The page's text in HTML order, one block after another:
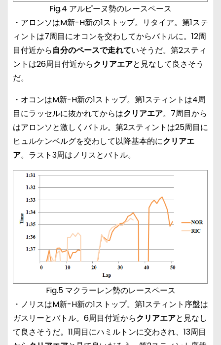
Fig.4 アルピーヌ勢のレースペース
・アロンソはM新-H新の1ストップ。リタイア。第1ステ
ィントは7周目にオコンを交わしてからバトルに。12周
目付近から自分のペースで走れていそうだ。第2スティ
ントは26周目付近からクリアエアと見なして良さそう
だ。
・オコンはM新-H新の1ストップ。第1スティントは4周
目にラッセルに抜かれてからはクリアエア。7周目から
はアロンソと激しくバトル。第2スティントは25周目に
ヒュルケンベルグを交わして以降基本的にクリアエ
ア。ラスト3周はノリスとバトル。
Fig.5 マクラーレン勢のレースペース
・ノリスはM新-H新の1ストップ。第1スティント序盤は
ガスリーとバトル。6周目付近からクリアエアと見なし
て良さそうだ。11周目にハミルトンに交わされ、13周目